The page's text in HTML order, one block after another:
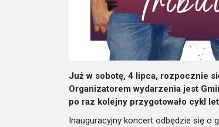
Już w sobotę, 4 lipca, rozpocznie
Organizatorem wydarzenia jest
po raz kolejny przygotowało cykl
Inauguracyjny koncert odbędzie się o